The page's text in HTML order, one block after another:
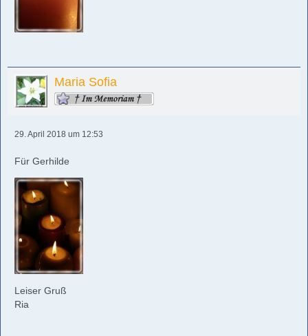
Maria Sofia
29. April 2018 um 12:53
Für Gerhilde
Leiser Gruß
Ria